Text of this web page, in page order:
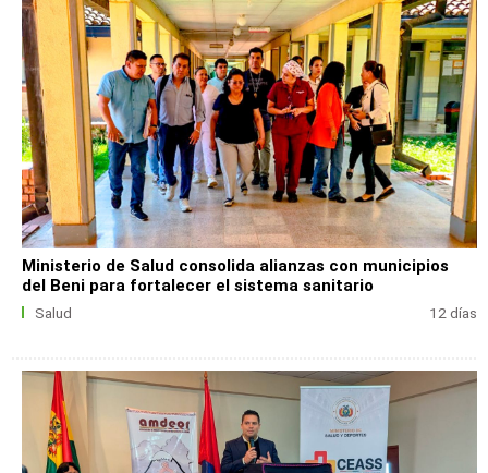
Ministerio de Salud consolida alianzas con municipios
del Beni para fortalecer el sistema sanitario
Salud 12 días